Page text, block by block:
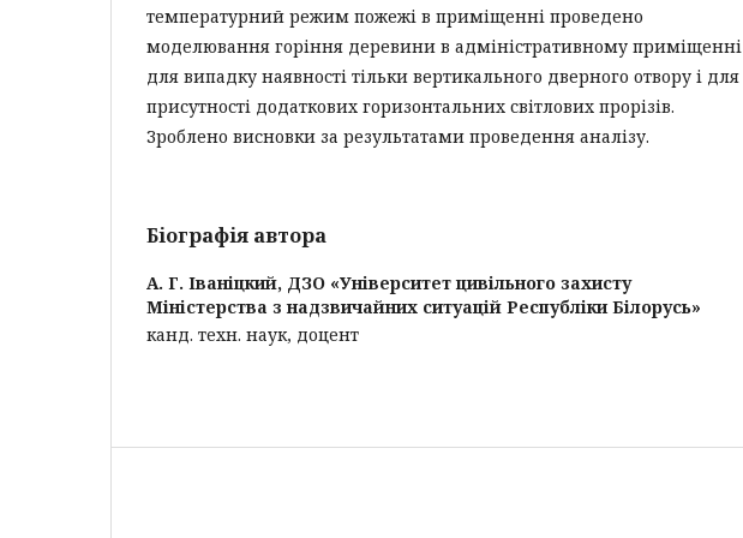
температурний режим пожежі в приміщенні проведено
моделювання горіння деревини в адміністративному приміщенні
для випадку наявності тільки вертикального дверного отвору і для
присутності додаткових горизонтальних світлових прорізів.
Зроблено висновки за результатами проведення аналізу.
Біографія автора
А. Г. Іваніцкий, ДЗО «Університет цивільного захисту
Міністерства з надзвичайних ситуацій Республіки Білорусь»
канд. техн. наук, доцент